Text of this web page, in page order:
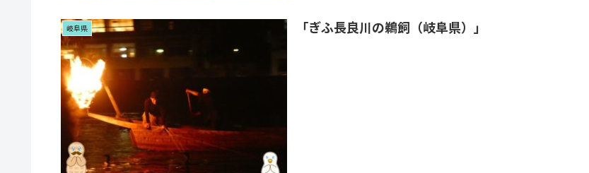
岐阜県 「ぎふ長良川の鵜飼（岐阜県）」